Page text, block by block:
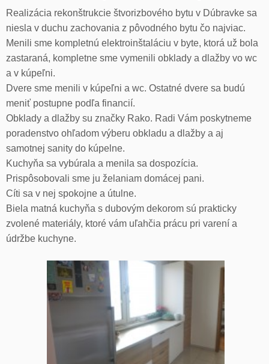
Realizácia rekonštrukcie štvorizbového bytu v Dúbravke sa
niesla v duchu zachovania z pôvodného bytu čo najviac.
Menili sme kompletnú elektroinštaláciu v byte, ktorá už bola
zastaraná, kompletne sme vymenili obklady a dlažby vo wc
a v kúpeľni.
Dvere sme menili v kúpeľni a wc. Ostatné dvere sa budú
meniť postupne podľa financií.
Obklady a dlažby su značky Rako. Radi Vám poskytneme
poradenstvo ohľadom výberu obkladu a dlažby a aj
samotnej sanity do kúpelne.
Kuchyňa sa vybúrala a menila sa dospozícia.
Prispôsobovali sme ju želaniam domácej pani.
Cíti sa v nej spokojne a útulne.
Biela matná kuchyňa s dubovým dekorom sú prakticky
zvolené materiály, ktoré vám uľahčia prácu pri varení a
údržbe kuchyne.